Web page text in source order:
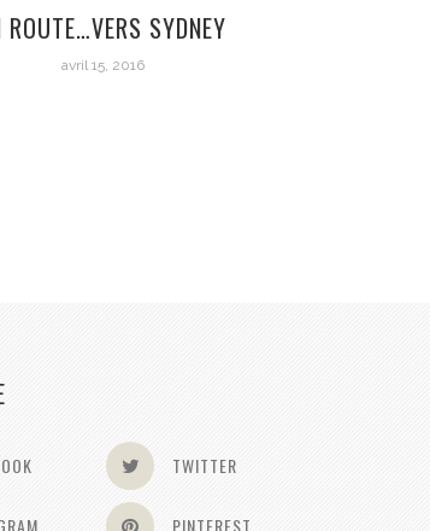
ROUTE…VERS SYDNEY
avril 15, 2016
TWITTER
PINTEREST